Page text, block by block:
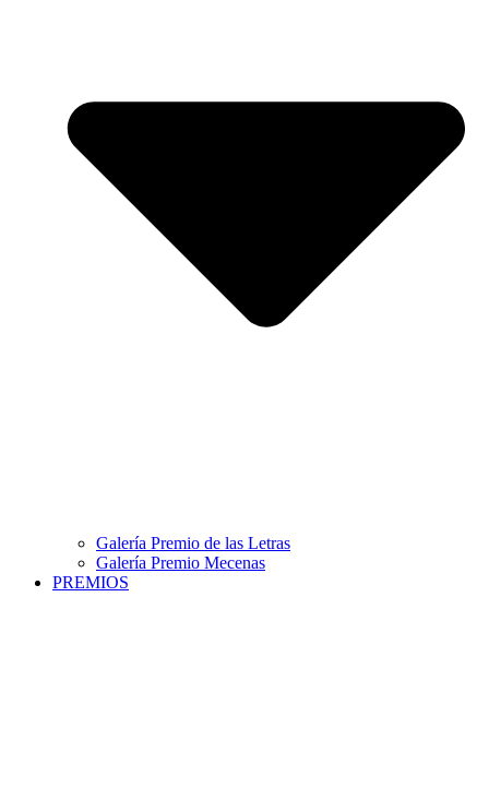
Galería Premio de las Letras
Galería Premio Mecenas
PREMIOS